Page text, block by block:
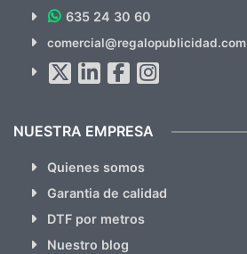
hacemos Spam)
635 24 30 60
comercial@regalopublicidad.com
NUESTRA EMPRESA
Quienes somos
Garantia de calidad
DTF por metros
Nuestro blog